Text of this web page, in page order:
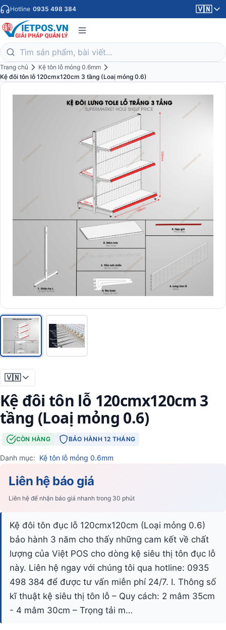
Hotline 0935 498 384 🇻🇳
Trang chủ
Kệ tôn lỗ mỏng 0.6mm
Kệ đôi tôn lỗ 120cmx120cm 3 tầng (Loaị mỏng 0.6)
🇻🇳
Kệ đôi tôn lỗ 120cmx120cm 3
tầng (Loaị mỏng 0.6)
· CÒN HÀNG BẢO HÀNH 12 THÁNG
Danh mục: Kệ tôn lỗ mỏng 0.6mm
Liên hệ báo giá
Liên hệ để nhận báo giá nhanh trong 30 phút
Kệ đôi tôn đục lỗ 120cmx120cm (Loại mỏng 0.6)
bảo hành 3 năm cho thấy những cam kết về chất
lượng của Việt POS cho dòng kệ siêu thị tôn đục lỗ
này. Liên hệ ngay với chúng tôi qua hotline: 0935
498 384 để được tư vấn miễn phí 24/7. I. Thông số
kĩ thuật kệ siêu thị tôn lỗ – Quy cách: 2 mâm 35cm
- 4 mâm 30cm – Trọng tải m…